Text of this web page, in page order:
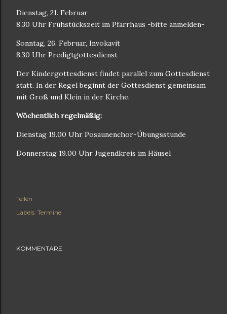
Dienstag, 21. Februar
8.30 Uhr Frühstückszeit im Pfarrhaus -bitte anmelden-
Sonntag, 26. Februar, Invokavit
8.30 Uhr Predigtgottesdienst
Der Kindergottesdienst findet parallel zum Gottesdienst
statt. In der Regel beginnt der Gottesdienst gemeinsam
mit Groß und Klein in der Kirche.
Wöchentlich regelmäßig:
Dienstag 19.00 Uhr Posaunenchor-Übungsstunde
Donnerstag 19.00 Uhr Jugendkreis im Häusel
Teilen
Labels: Termine
KOMMENTARE